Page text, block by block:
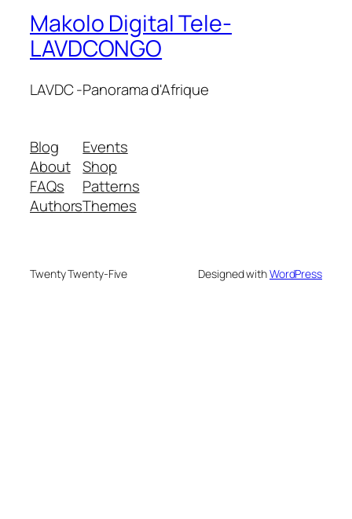
Makolo Digital Tele-
LAVDCONGO
LAVDC -Panorama d'Afrique
Blog
About
FAQs
Authors
Events
Shop
Patterns
Themes
Twenty Twenty-Five Designed withWordPress